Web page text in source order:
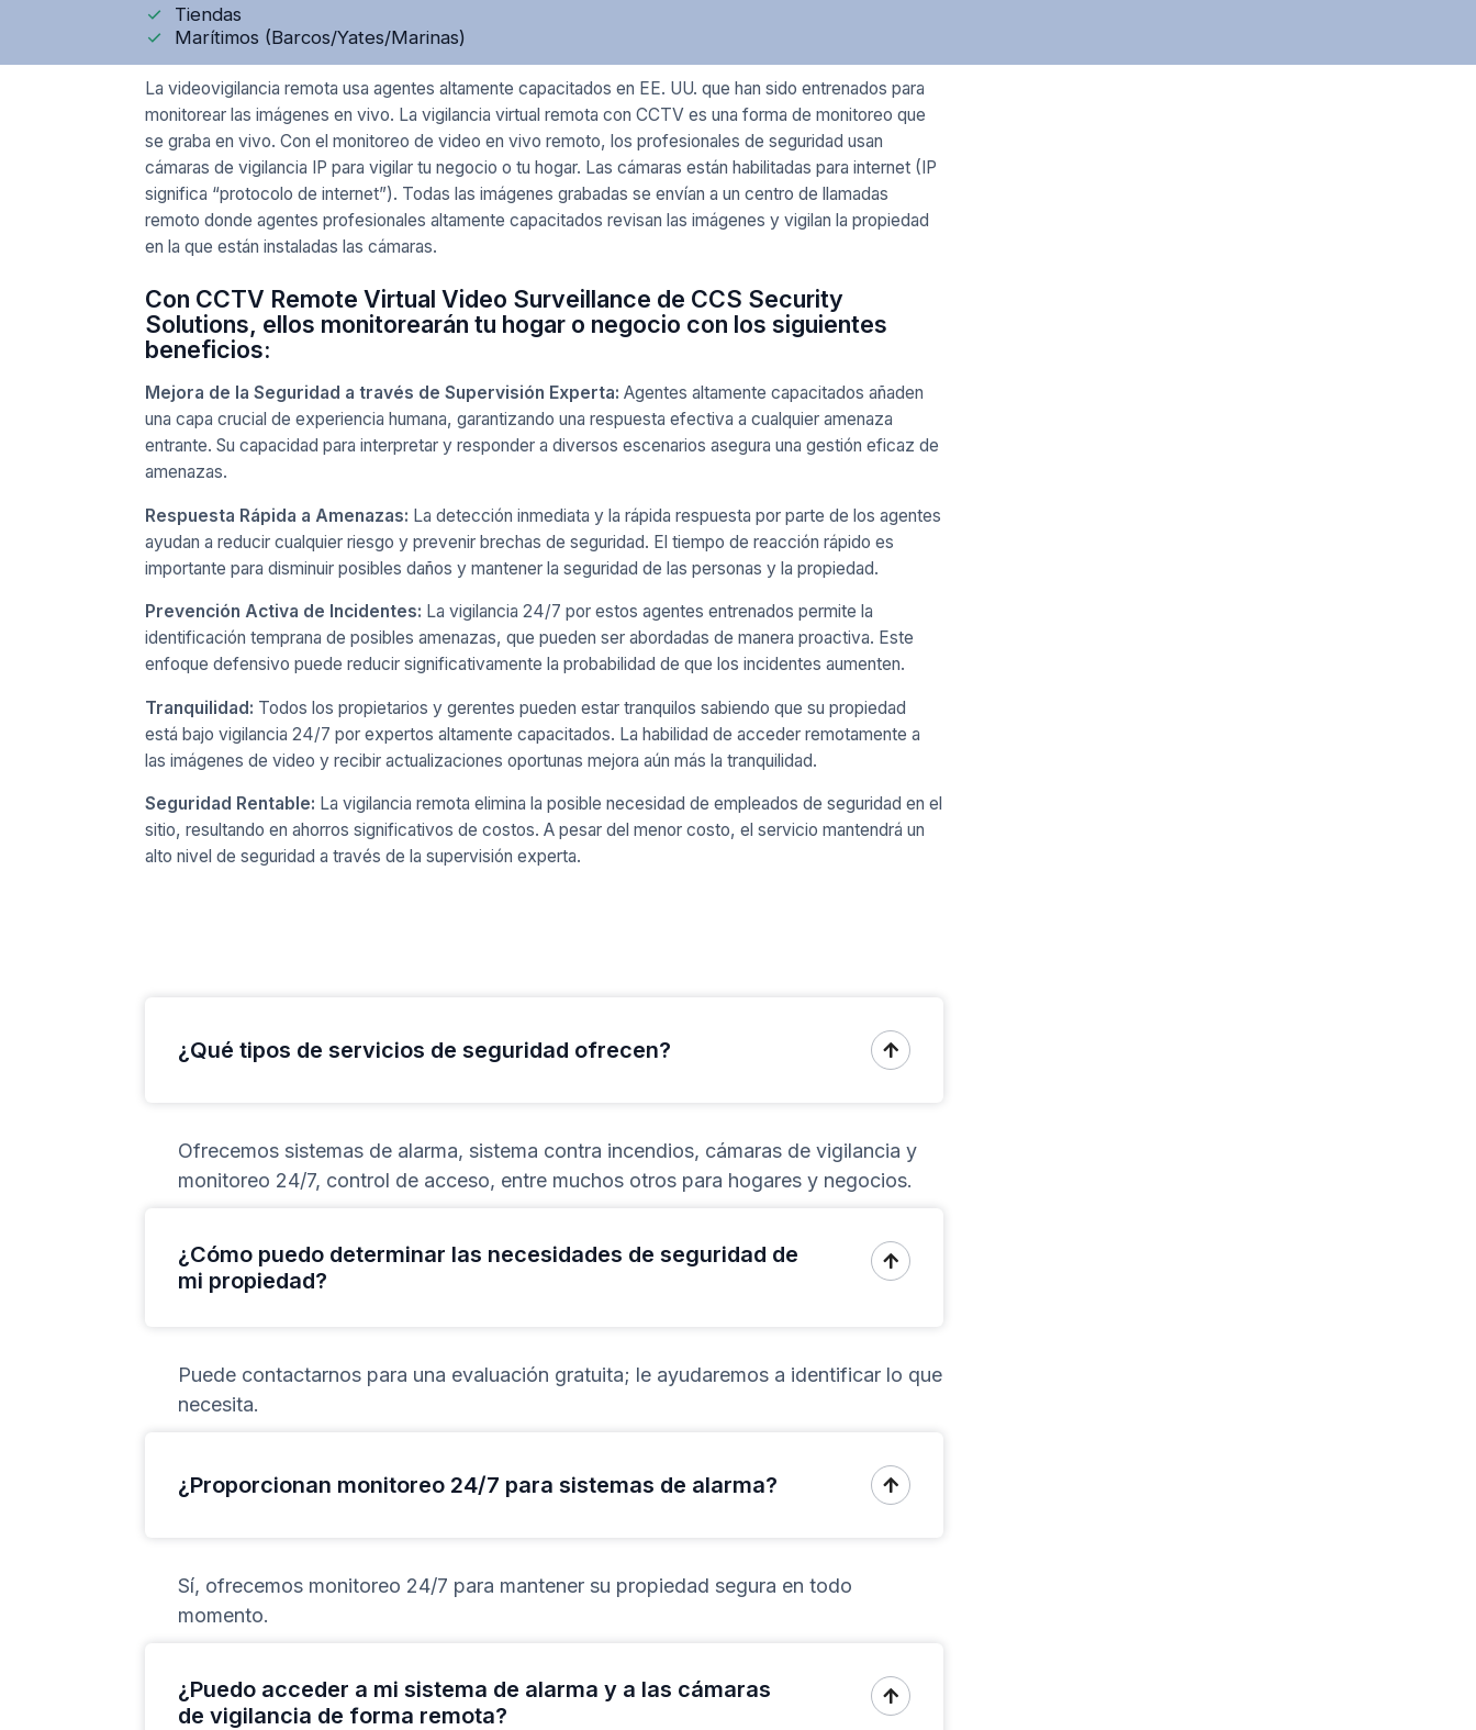
Tiendas
Marítimos (Barcos/Yates/Marinas)
La videovigilancia remota usa agentes altamente capacitados en EE. UU. que han sido entrenados para
monitorear las imágenes en vivo. La vigilancia virtual remota con CCTV es una forma de monitoreo que
se graba en vivo. Con el monitoreo de video en vivo remoto, los profesionales de seguridad usan
cámaras de vigilancia IP para vigilar tu negocio o tu hogar. Las cámaras están habilitadas para internet (IP
significa “protocolo de internet”). Todas las imágenes grabadas se envían a un centro de llamadas
remoto donde agentes profesionales altamente capacitados revisan las imágenes y vigilan la propiedad
en la que están instaladas las cámaras.
Con CCTV Remote Virtual Video Surveillance de CCS Security
Solutions, ellos monitorearán tu hogar o negocio con los siguientes
beneficios:
Mejora de la Seguridad a través de Supervisión Experta: Agentes altamente capacitados añaden
una capa crucial de experiencia humana, garantizando una respuesta efectiva a cualquier amenaza
entrante. Su capacidad para interpretar y responder a diversos escenarios asegura una gestión eficaz de
amenazas.
Respuesta Rápida a Amenazas: La detección inmediata y la rápida respuesta por parte de los agentes
ayudan a reducir cualquier riesgo y prevenir brechas de seguridad. El tiempo de reacción rápido es
importante para disminuir posibles daños y mantener la seguridad de las personas y la propiedad.
Prevención Activa de Incidentes: La vigilancia 24/7 por estos agentes entrenados permite la
identificación temprana de posibles amenazas, que pueden ser abordadas de manera proactiva. Este
enfoque defensivo puede reducir significativamente la probabilidad de que los incidentes aumenten.
Tranquilidad: Todos los propietarios y gerentes pueden estar tranquilos sabiendo que su propiedad
está bajo vigilancia 24/7 por expertos altamente capacitados. La habilidad de acceder remotamente a
las imágenes de video y recibir actualizaciones oportunas mejora aún más la tranquilidad.
Seguridad Rentable: La vigilancia remota elimina la posible necesidad de empleados de seguridad en el
sitio, resultando en ahorros significativos de costos. A pesar del menor costo, el servicio mantendrá un
alto nivel de seguridad a través de la supervisión experta.
¿Qué tipos de servicios de seguridad ofrecen? 
Ofrecemos sistemas de alarma, sistema contra incendios, cámaras de vigilancia y
monitoreo 24/7, control de acceso, entre muchos otros para hogares y negocios.
¿Cómo puedo determinar las necesidades de seguridad de
mi propiedad?

Puede contactarnos para una evaluación gratuita; le ayudaremos a identificar lo que
necesita.
¿Proporcionan monitoreo 24/7 para sistemas de alarma? 
Sí, ofrecemos monitoreo 24/7 para mantener su propiedad segura en todo
momento.
¿Puedo acceder a mi sistema de alarma y a las cámaras
de vigilancia de forma remota?

Suite 216, PMB 349